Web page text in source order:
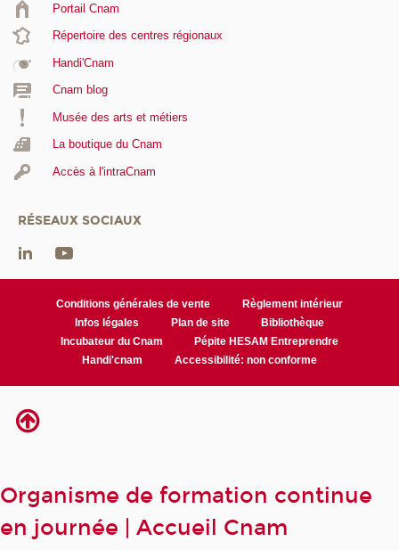
Portail Cnam
Répertoire des centres régionaux
Handi'Cnam
Cnam blog
Musée des arts et métiers
La boutique du Cnam
Accès à l'intraCnam
RÉSEAUX SOCIAUX
Conditions générales de vente
Règlement intérieur
Infos légales
Plan de site
Bibliothèque
Incubateur du Cnam
Pépite HESAM Entreprendre
Handi'cnam
Accessibilité: non conforme
Organisme de formation continue
en journée | Accueil Cnam